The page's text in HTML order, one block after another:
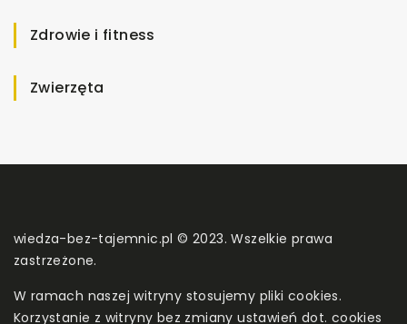
Zdrowie i fitness
Zwierzęta
wiedza-bez-tajemnic.pl © 2023. Wszelkie prawa
zastrzeżone.
W ramach naszej witryny stosujemy pliki cookies.
Korzystanie z witryny bez zmiany ustawień dot. cookies